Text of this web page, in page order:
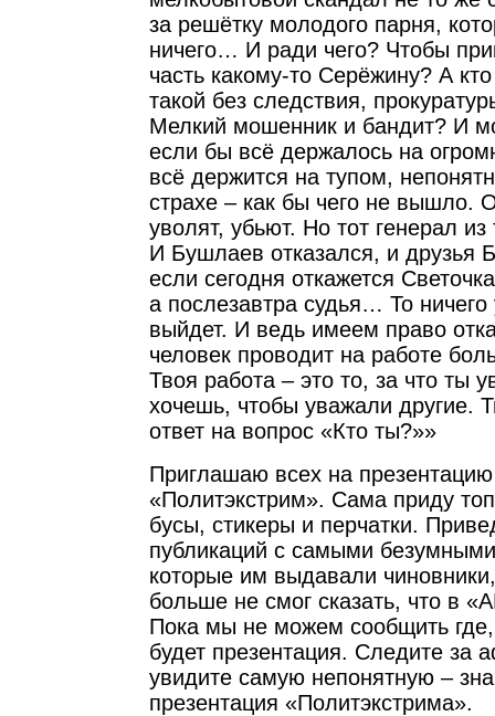
за решётку молодого парня,
ничего… И ради чего? Чтобы
часть какому-то Серёжину? А
такой без следствия,
Мелкий мошенник и бандит? И
если бы всё держалось на
всё держится на тупом,
страхе – как бы чего не вышло.
уволят, убьют. Но тот генерал
И Бушлаев отказался, и друзья
если сегодня откажется
а послезавтра судья… То
выйдет. И ведь имеем право
человек проводит на работе
Твоя работа – это то, за что ты
хочешь, чтобы уважали другие.
ответ на вопрос «Кто ты?»»
Приглашаю всех на презентацию
«Политэкстрим». Сама приду
бусы, стикеры и перчатки.
публикаций с самыми
которые им выдавали
больше не смог сказать, что в
Пока мы не можем сообщить где,
будет презентация. Следите за
увидите самую непонятную –
презентация «Политэкстрима».